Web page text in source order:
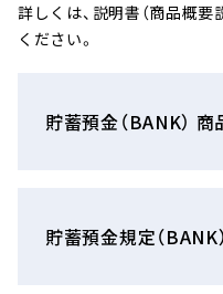
詳しくは、説明書（商品概
ください。
貯蓄預金（BANK）
貯蓄預金規定（BANK）